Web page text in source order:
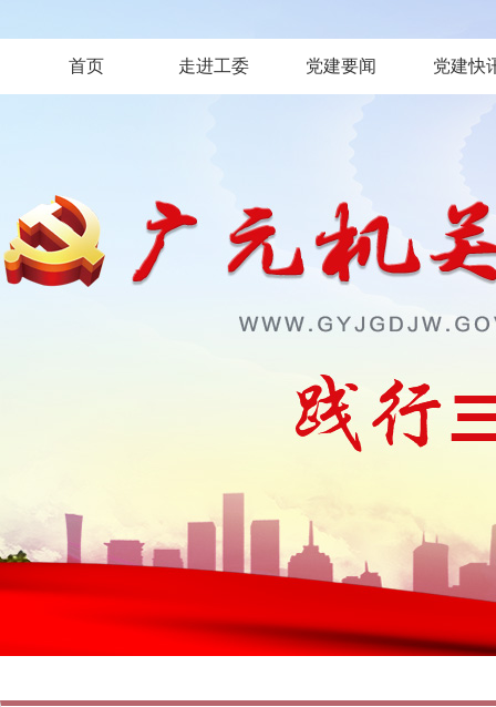
首页 走进工委 党建要闻 党建快